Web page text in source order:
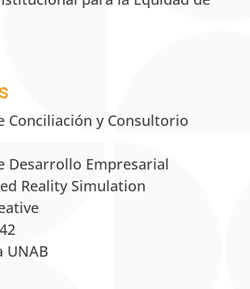
Conciliación y Consultorio
Desarrollo Empresarial
Reality Simulation
UNAB